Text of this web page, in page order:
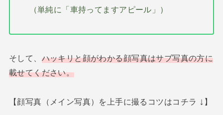
（単純に「車持ってますアピール」）
そして、 ハッキリと顔がわかる顔写真はサブ写真の方に
載せてください。
【顔写真（メイン写真）を上手に撮るコツはコチラ ↓ 】